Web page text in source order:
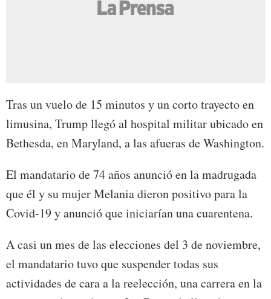
Tras un vuelo de 15 minutos y un corto trayecto en
limusina, Trump llegó al hospital militar ubicado en
Bethesda, en Maryland, a las afueras de Washington.
El mandatario de 74 años anunció en la madrugada
que él y su mujer Melania dieron positivo para la
Covid-19 y anunció que iniciarían una cuarentena.
A casi un mes de las elecciones del 3 de noviembre,
el mandatario tuvo que suspender todas sus
actividades de cara a la reelección, una carrera en la